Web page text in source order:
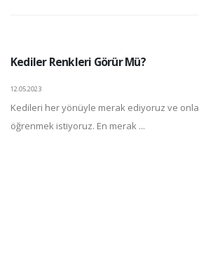
Kediler Renkleri Görür Mü?
12.05.2023
Kedileri her yönüyle merak ediyoruz ve
öğrenmek istiyoruz. En merak ...